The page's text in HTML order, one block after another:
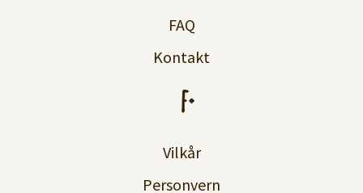
FAQ
Kontakt
Vilkår
Personvern